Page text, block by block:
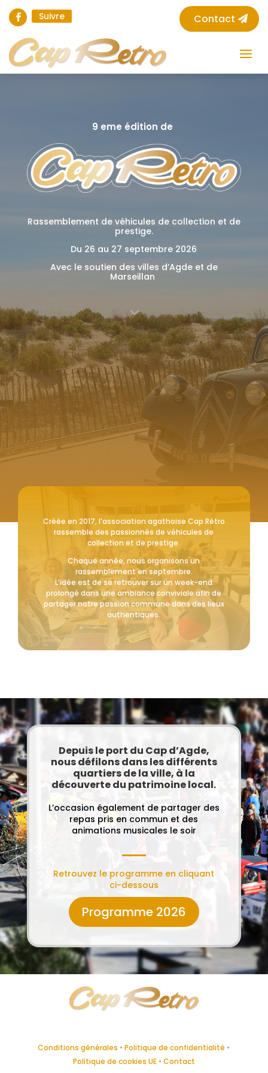
Suivre Contact
9 eme édition de
Rassemblement de véhicules de collection et de
prestige.
Du 26 au 27 septembre 2026
Avec le soutien des villes d’Agde et de
Marseillan
3
Créée en 2017, l’association agathoise Cap Rétro
rassemble des passionnés de véhicules de
collection et de prestige.
Chaque année, nous organisons un
rassemblement en septembre.
L’idée est de se retrouver sur un week-end
prolongé dans une ambiance conviviale afin de
partager notre passion commune dans des lieux
authentiques.
Depuis le port du Cap d’Agde,
nous défilons dans les différents
quartiers de la ville, à la
découverte du patrimoine local.
L’occasion également de partager des
repas pris en commun et des
animations musicales le soir
Retrouvez le programme en cliquant
ci-dessous
Programme 2026
Conditions générales •Politique de confidentialité •
Politique de cookies UE• Contact